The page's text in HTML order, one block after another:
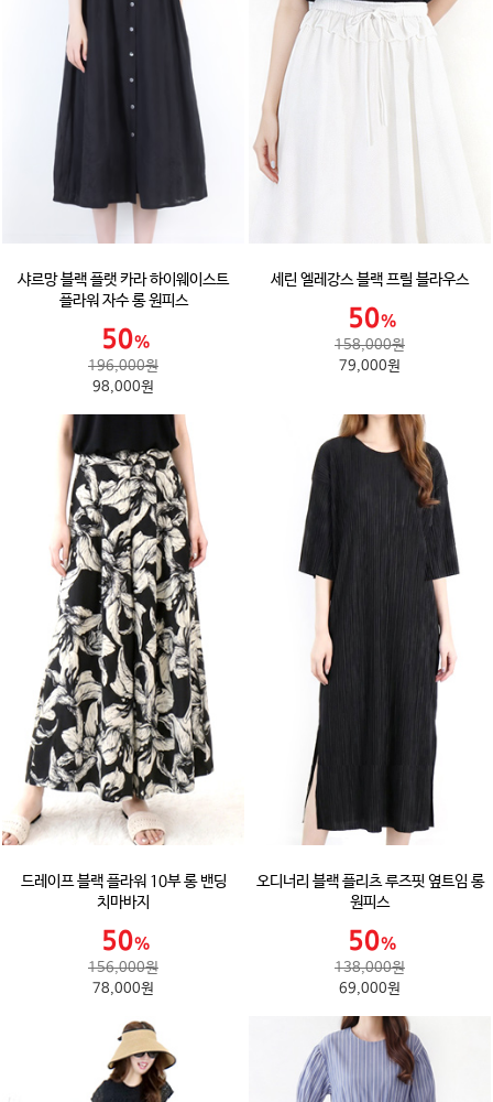
샤르망 블랙 플랫 카라 하이웨이스트
플라워 자수 롱 원피스
196,000원
98,000원
세린 엘레강스 블랙 프릴 블라우스
158,000원
79,000원
드레이프 블랙 플라워 10부 롱 밴딩
치마바지
156,000원
78,000원
오디너리 블랙 플리츠 루즈핏 옆트임 롱
원피스
138,000원
69,000원